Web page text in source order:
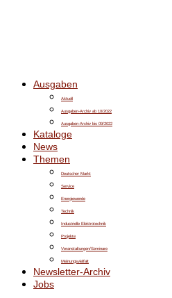
Ausgaben
Aktuell
Ausgaben-Archiv ab 10/2022
Ausgaben-Archiv bis 09/2022
Kataloge
News
Themen
Deutscher Markt
Service
Energiewende
Technik
Industrielle Elektrotechnik
Projekte
Veranstaltungen/Seminare
Meinungsvielfalt
Newsletter-Archiv
Jobs